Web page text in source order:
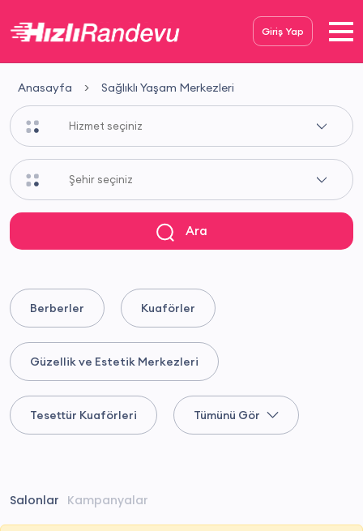
Giriş Yap
Anasayfa Sağlıklı Yaşam Merkezleri
Ara
Berberler Kuaförler
Güzellik ve Estetik Merkezleri
Tesettür Kuaförleri Tümünü Gör
Salonlar Kampanyalar